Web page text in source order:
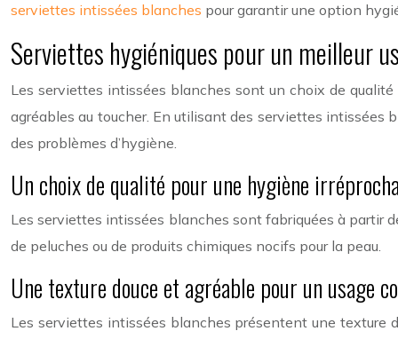
serviettes intissées blanches pour garantir une option
Serviettes hygiéniques pour un meilleur
Les serviettes intissées blanches sont un choix de
agréables au toucher. En utilisant des serviettes intissées
des problèmes d’hygiène.
Un choix de qualité pour une hygiène
Les serviettes intissées blanches sont fabriquées à partir
de peluches ou de produits chimiques nocifs pour la peau.
Une texture douce et agréable pour un usage
Les serviettes intissées blanches présentent une texture